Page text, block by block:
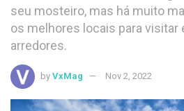
seu mosteiro, mas há muito
os melhores locais para visitar
arredores.
by VxMag Nov 2, 2022